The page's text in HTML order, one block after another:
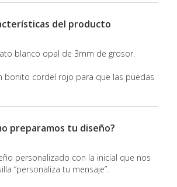
del producto
blanco opal de 3mm de grosor.
bonito cordel rojo para que las puedas
preparamos tu diseño?
personalizado con la inicial que nos
“personaliza tu mensaje”.